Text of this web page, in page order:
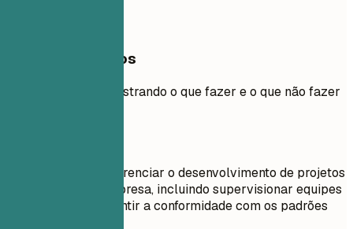
Exemplos práticos
Exemplo prático mostrando o que fazer e o que não fazer
Responsável por gerenciar o desenvolvimento de projetos
sustentáveis na empresa, incluindo supervisionar equipes
de design para garantir a conformidade com os padrões